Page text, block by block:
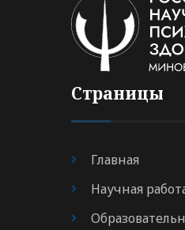
Страницы
Главная
Научная